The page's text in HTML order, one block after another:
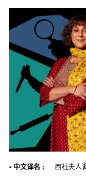
• 中文译名 : 西杜夫人